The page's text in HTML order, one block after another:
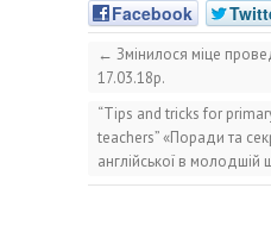
Facebook
← Змінилося міце
17.03.18р.
“Tips and tricks for
teachers” «Поради та
англійської в молодшій